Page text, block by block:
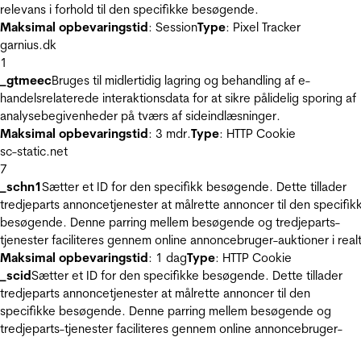
relevans i forhold til den specifikke besøgende.
Maksimal opbevaringstid: SessionType: Pixel Tracker
garnius.dk
1
_gtmeecBruges til midlertidig lagring og behandling af e-
handelsrelaterede interaktionsdata for at sikre pålidelig sporing af
analysebegivenheder på tværs af sideindlæsninger.
Maksimal opbevaringstid: 3 mdr.Type: HTTP Cookie
sc-static.net
7
_schn1Sætter et ID for den specifikk besøgende. Dette tillader
tredjeparts annoncetjenester at målrette annoncer til den
besøgende. Denne parring mellem besøgende og tredjeparts-
tjenester faciliteres gennem online annoncebruger-auktioner i
Maksimal opbevaringstid: 1 dagType: HTTP Cookie
_scidSætter et ID for den specifikke besøgende. Dette tillader
tredjeparts annoncetjenester at målrette annoncer til den
specifikke besøgende. Denne parring mellem besøgende og
tredjeparts-tjenester faciliteres gennem online annoncebruger-